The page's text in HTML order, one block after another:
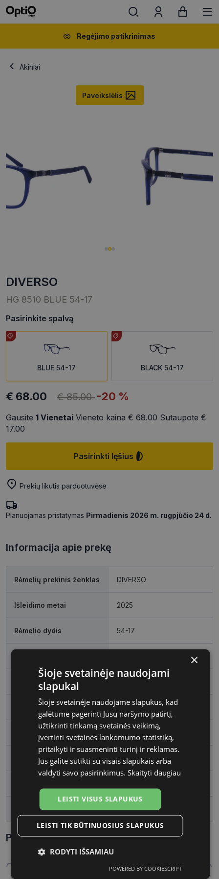
Regėjimo patikrinimas
Akiniai
Paveikslėlis
DIVERSO
HG 8510 BLUE 54-17
Pasirinkite spalvą
BLUE 54-17 BLACK 54-17
€ 68.00 € 85.00 -20 %
Gausite 1 Vienetai Vieneto kaina € 68.00 Sutaupote €
17.00
Pasirinkti lęšius
Prekių likutis parduotuvėse
Planuojamas pristatymas Pirmadienis 2026 m. rugpjūčio 24 d.
Informacija apie prekę
Rėmelių prekinis ženklas DIVERSO
Išleidimo metai 2025
Rėmelio dydis 54-17
Rėmelio spalva
Rėmelio tipas Plastmasinis
Vartotojų grupė Vyrams
Tarpnosės plotis, mm 17
Parametrai Kaip sužinoti savo akinių dydį?
×
Šioje svetainėje naudojami
slapukai
Šioje svetainėje naudojame slapukus, kad
galėtume pagerinti Jūsų naršymo patirtį,
užtikrinti tinkamą svetainės veikimą,
įvertinti svetainės lankomumo statistiką,
pritaikyti ir suasmeninti turinį ir reklamas.
Jūs galite sutikti su visais slapukais arba
valdyti savo pasirinkimus. Skaityti daugiau
LEISTI VISUS SLAPUKUS
LEISTI TIK BŪTINUOSIUS SLAPUKUS
RODYTI IŠSAMIAU
Statistikos
Rinkodaros
POWERED BY COOKIESCRIPT